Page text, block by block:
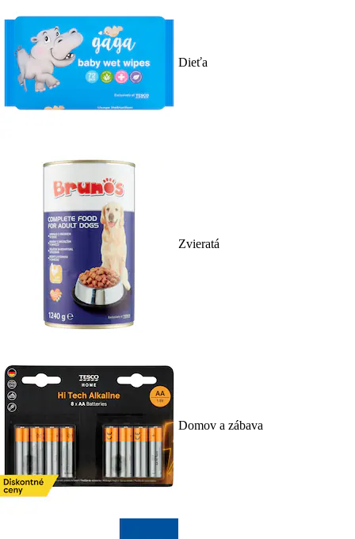
Dieťa
Zvieratá
Domov a zábava